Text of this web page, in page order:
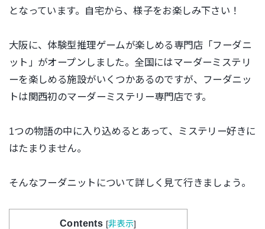
となっています。自宅から、様子をお楽しみ下さい！
大阪に、体験型推理ゲームが楽しめる専門店「フーダニ
ット」がオープンしました。全国にはマーダーミステリ
ーを楽しめる施設がいくつかあるのですが、フーダニッ
トは関西初のマーダーミステリー専門店です。
1つの物語の中に入り込めるとあって、ミステリー好きに
はたまりません。
そんなフーダニットについて詳しく見て行きましょう。
Contents [非表示]